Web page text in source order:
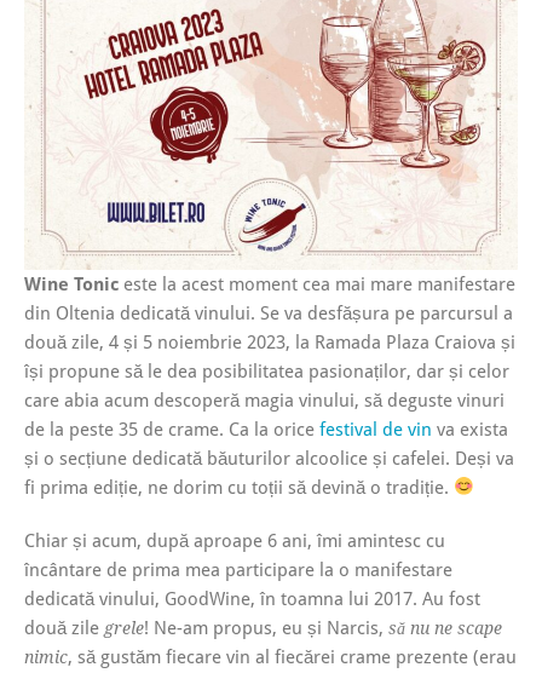
Wine Tonic este la acest moment cea mai mare manifestare
din Oltenia dedicată vinului. Se va desfășura pe parcursul a
două zile, 4 și 5 noiembrie 2023, la Ramada Plaza Craiova și
își propune să le dea posibilitatea pasionaților, dar și celor
care abia acum descoperă magia vinului, să deguste vinuri
de la peste 35 de crame. Ca la orice festival de vin va exista
și o secțiune dedicată băuturilor alcoolice și cafelei. Deși va
fi prima ediție, ne dorim cu toții să devină o tradiție.
Chiar și acum, după aproape 6 ani, îmi amintesc cu
încântare de prima mea participare la o manifestare
dedicată vinului, GoodWine, în toamna lui 2017. Au fost
două zile grele! Ne-am propus, eu și Narcis, să nu ne scape
nimic, să gustăm fiecare vin al fiecărei crame prezente (erau